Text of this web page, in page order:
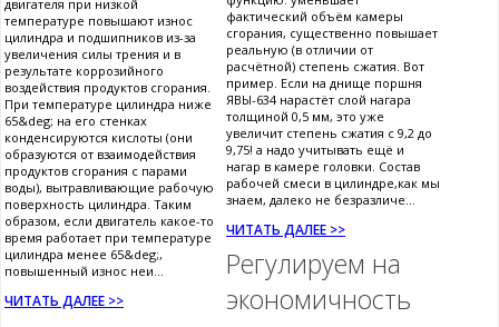
двигателя при низкой
температуре повышают износ
цилиндра и подшипников из-за
увеличения силы трения и в
результате коррозийного
воздействия продуктов сгорания.
При температуре цилиндра ниже
65&deg; на его стенках
конденсируются кислоты (они
образуются от взаимодействия
продуктов сгорания с парами
воды), вытравливающие рабочую
поверхность цилиндра. Таким
образом, если двигатель какое-то
время работает при температуре
цилиндра менее 65&deg;,
повышенный износ неи...
ЧИТАТЬ ДАЛЕЕ >>
фактический объём камеры
сгорания, существенно повышает
реальную (в отличии от
расчётной) степень сжатия. Вот
пример. Если на днище поршня
ЯВЫ-634 нарастёт слой нагара
толщиной 0,5 мм, это уже
увеличит степень сжатия с 9,2 до
9,75! а надо учитывать ещё и
нагар в камере головки. Состав
рабочей смеси в цилиндре,как мы
знаем, далеко не безразличе...
ЧИТАТЬ ДАЛЕЕ >>
Регулируем на
экономичность